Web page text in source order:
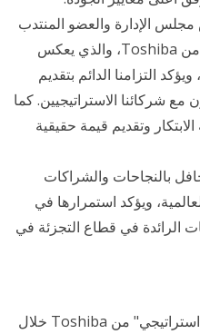
الإدارة والعضو المنتدب
لشركة بى تك: "نفخر بهذا التكريم من Toshiba، والذي يعكس
التزامنا الدائم بتقديم
مع شركائنا الاستراتيجيين. كما
وتقديم قيمة حقيقية
بالنجاحات والشراكات
ويؤكد استمرارها في
الرائدة في قطاع التجزئة في
بى تك تحصد جائزة "أفضل شريك استراتيجي" من Toshiba خلال